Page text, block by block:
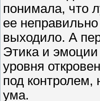
понимала, что
ее
выходило. А
Этика и эмоции
уровня
под контролем,
ума.